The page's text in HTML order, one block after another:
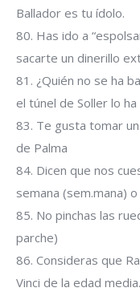
Ballador es tu ídolo.
80. Has ido a
sacarte un dinerillo
81. ¿Quién no se ha
el túnel de Soller lo
83. Te gusta tomar
de Palma
84. Dicen que nos
semana (sem.mana)
85. No pinchas las
parche)
86. Consideras que
Vinci de la edad media.